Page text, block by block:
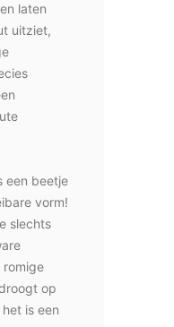
laten
uitziet,
een beetje
vorm!
slechts
romige
op
is een